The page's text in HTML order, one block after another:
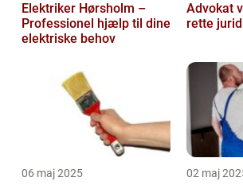
Elektriker Hørsholm –
Professionel hjælp til dine
elektriske behov
Advokat
rette
06 maj 2025 02 maj